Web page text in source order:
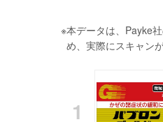
※本データは、Payke
め、実際にスキャン